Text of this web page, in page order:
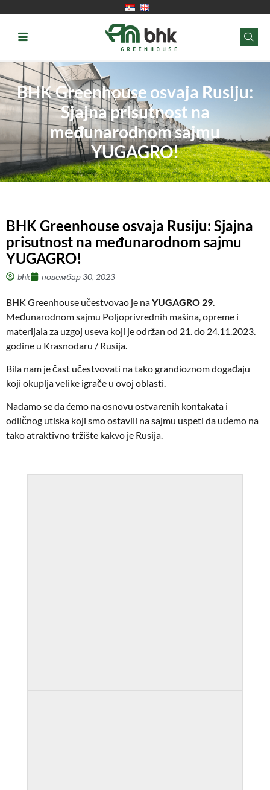
BHK Greenhouse osvaja Rusiju:
Sjajna prisutnost na
međunarodnom sajmu
YUGAGRO!
BHK Greenhouse osvaja Rusiju: Sjajna
prisutnost na međunarodnom sajmu
YUGAGRO!
bhk новембар 30, 2023
BHK Greenhouse učestvovao je naYUGAGRO 29
Međunarodnom sajmu Poljoprivrednih mašina, opreme i
materijala za uzgoj useva koji je održan od 21. do 24.11.2023.
godine u Krasnodaru / Rusija.
Bila nam je čast učestvovati na tako grandioznom događaju
koji okuplja velike igrače u ovoj oblasti.
Nadamo se da ćemo na osnovu ostvarenih kontakata i
odličnog utiska koji smo ostavili na sajmu uspeti da uđemo na
tako atraktivno tržište kakvo je Rusija.